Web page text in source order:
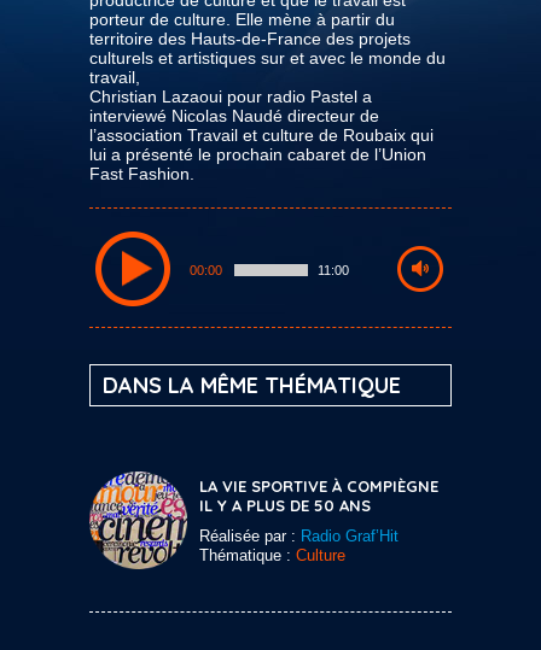
porteur de culture. Elle mène à partir du
territoire des Hauts-de-France des projets
culturels et artistiques sur et avec le monde du
travail,
Christian Lazaoui pour radio Pastel a
interviewé Nicolas Naudé directeur de
l’association Travail et culture de Roubaix qui
lui a présenté le prochain cabaret de l’Union
Fast Fashion.
00:00 11:00
DANS LA MÊME THÉMATIQUE
LA VIE SPORTIVE À COMPIÈGNE
IL Y A PLUS DE 50 ANS
Réalisée par : Radio Graf’Hit
Thématique : Culture